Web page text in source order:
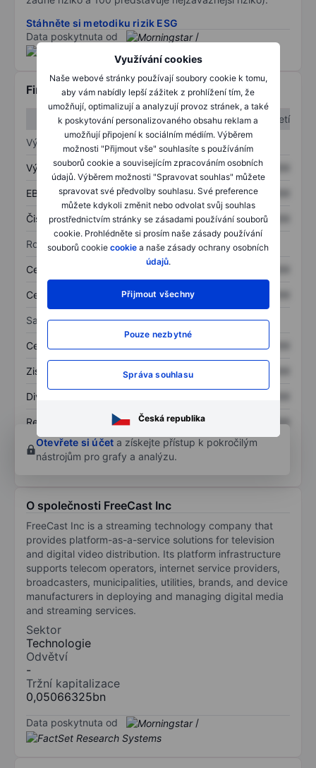
Využívání cookies
Naše webové stránky používají soubory cookie k tomu,
aby vám nabídly lepší zážitek z prohlížení tím, že
umožňují, optimalizují a analyzují provoz stránek, a také
k poskytování personalizovaného obsahu reklam a
umožňují připojení k sociálním médiím. Výběrem
možnosti "Přijmout vše" souhlasíte s používáním
souborů cookie a souvisejícím zpracováním osobních
údajů. Výběrem možnosti "Spravovat souhlas" můžete
spravovat své předvolby souhlasu. Své preference
můžete kdykoli změnit nebo odvolat svůj souhlas
prostřednictvím stránky se zásadami používání souborů
cookie. Prohlédněte si prosím naše zásady používání
souborů cookie cookie a naše zásady ochrany osobních
údajů.
Přijmout všechny
Pouze nezbytné
Správa souhlasu
Česká republika
Stáhněte si metodiku rizik ESG
Data poskytnuta od
/
Finanční informace
1. čtvrtletí
2. čtvrtletí
Výkaz zisku a ztráty
Výnos XXXXXXX XXXXXXX
EBITDA XXXXXXX XXXXXXX
Čistý příjem XXXXXXX XXXXXXX
Rozvaha
Celková aktiva
Celkový dluh XXXXXXX
Sazby
Cena/tržby XXXXXXX
Zisk na akcii XXXXXXX
Dividenda na akcii
Rentabilita kapitálu XXXXXXX
XXXXXXX
Otevřete si účet a získejte přístup k pokročilým
nástrojům pro grafy a analýzu.
O společnosti FreeCast Inc
FreeCast Inc is a streaming technology company that
provides platform-as-a-service solutions for television
and digital video distribution. Its platform infrastructure
supports telecom operators, internet service providers,
broadcasters, municipalities, utilities, brands, and device
manufacturers in deploying and managing digital media
and streaming services.
Sektor
Technologie
Odvětví
-
Tržní kapitalizace
0,05066325bn
Data poskytnuta od /